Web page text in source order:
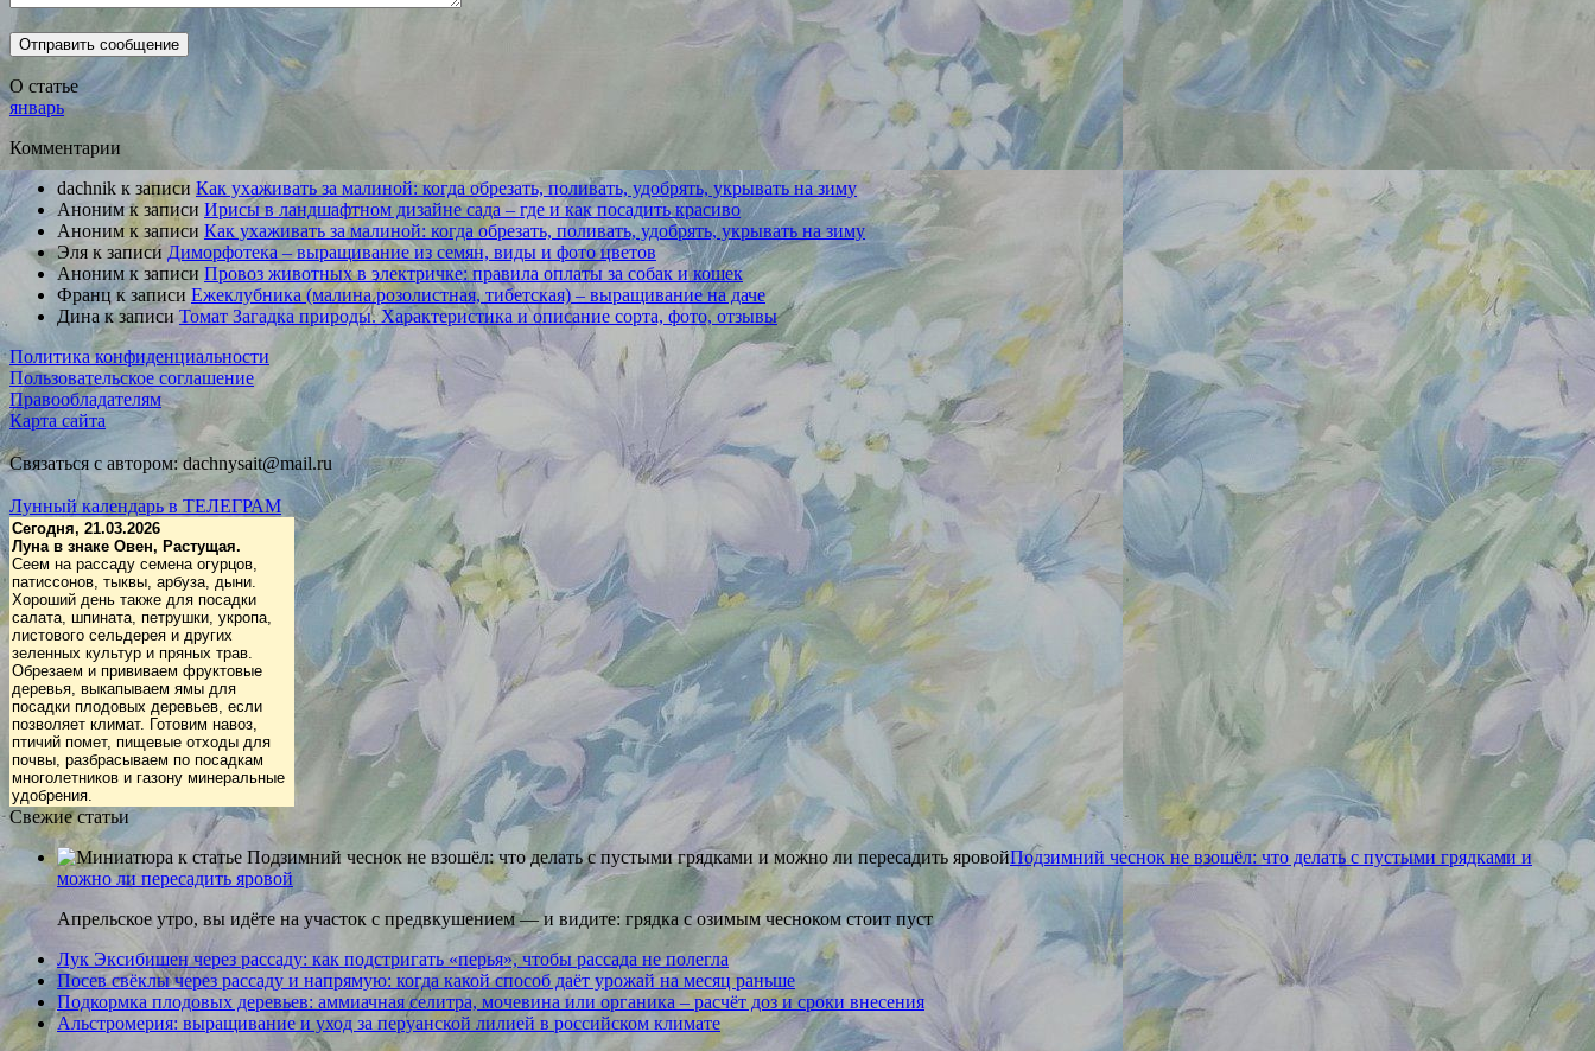
О статье
январь
Комментарии
dachnik к записиКак ухаживать за малиной: когда обрезать, поливать, удобрять, укрывать на зиму
Анонимк записи Ирисы в ландшафтном дизайне сада – где и как посадить красиво
Аноним к записи Как ухаживать за малиной: когда обрезать, поливать, удобрять, укрывать на зиму
Эля к записи Диморфотека – выращивание из семян, виды и фото цветов
Аноним к записи Провоз животных в электричке: правила оплаты за собак и кошек
Францк записи Ежеклубника (малина розолистная, тибетская) – выращивание на даче
Динак записиТомат Загадка природы. Характеристика и описание сорта, фото, отзывы
Политика конфиденциальности
Пользовательское соглашение
Правообладателям
Карта сайта
Связаться с автором: dachnysait@mail.ru
Лунный календарь в ТЕЛЕГРАМ
Сегодня, 21.03.2026
Луна в знаке Овен, Растущая.
Сеем на рассаду семена огурцов,
патиссонов, тыквы, арбуза, дыни.
Хороший день также для посадки
салата, шпината, петрушки, укропа,
листового сельдерея и других
зеленных культур и пряных трав.
Обрезаем и прививаем фруктовые
деревья, выкапываем ямы для
посадки плодовых деревьев, если
позволяет климат. Готовим навоз,
птичий помет, пищевые отходы для
почвы, разбрасываем по посадкам
многолетников и газону минеральные
удобрения.
Свежие статьи
Подзимний чеснок не взошёл: что делать с пустыми грядками и
можно ли пересадить яровой
Апрельское утро, вы идёте на участок с предвкушением — и видите: грядка с озимым чесноком стоит пуст
Лук Эксибишен через рассаду: как подстригать «перья», чтобы рассада не полегла
Посев свёклы через рассаду и напрямую: когда какой способ даёт урожай на месяц раньше
Подкормка плодовых деревьев: аммиачная селитра, мочевина или органика – расчёт доз и сроки внесения
Альстромерия: выращивание и уход за перуанской лилией в российском климате